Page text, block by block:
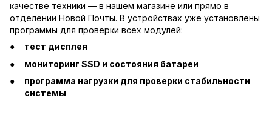
качестве техники — в нашем магазине или прямо в
отделении Новой Почты. В устройствах уже установлены
программы для проверки всех модулей:
тест дисплея
мониторинг SSD и состояния батареи
программа нагрузки для проверки стабильности
системы